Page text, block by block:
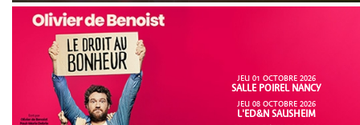
JEU 01 OCTOBRE 2026
SALLE POIREL NANCY
JEU 08 OCTOBRE 2026
L'ED&N SAUSHEIM